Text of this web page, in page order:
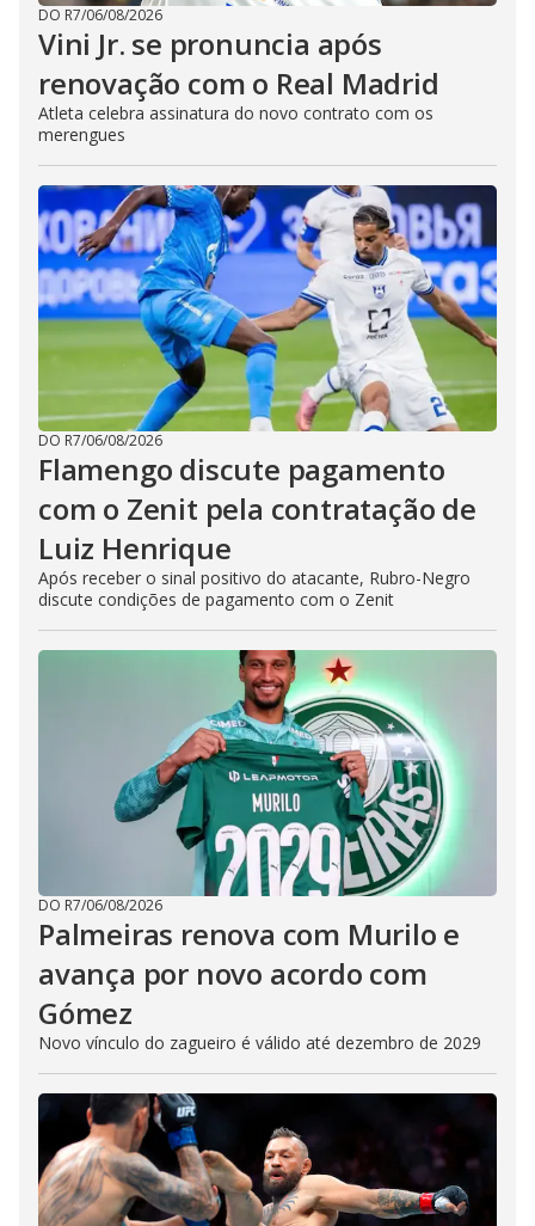
DO R7/06/08/2026
Vini Jr. se pronuncia após
renovação com o Real Madrid
Atleta celebra assinatura do novo contrato com os
merengues
DO R7/06/08/2026
Flamengo discute pagamento
com o Zenit pela contratação de
Luiz Henrique
Após receber o sinal positivo do atacante, Rubro-Negro
discute condições de pagamento com o Zenit
DO R7/06/08/2026
Palmeiras renova com Murilo e
avança por novo acordo com
Gómez
Novo vínculo do zagueiro é válido até dezembro de 2029